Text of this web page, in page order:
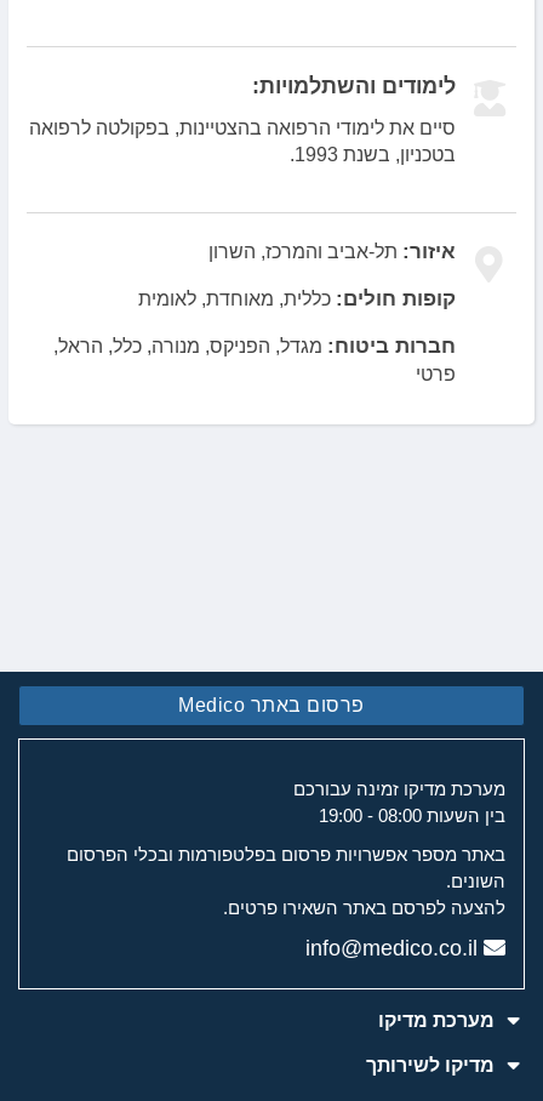
לימודים והשתלמויות:
סיים את לימודי הרפואה בהצטיינות, בפקולטה לרפואה
בטכניון, בשנת 1993.
איזור: תל-אביב והמרכז, השרון
קופות חולים: כללית, מאוחדת, לאומית
חברות ביטוח: מגדל, הפניקס, מנורה, כלל, הראל,
פרטי
פרסום באתר Medico
מערכת מדיקו זמינה עבורכם
בין השעות 08:00 - 19:00
באתר מספר אפשרויות פרסום בפלטפורמות ובכלי הפרסום
השונים.
להצעה לפרסם באתר השאירו פרטים.
info@medico.co.il
מערכת מדיקו
מדיקו לשירותך